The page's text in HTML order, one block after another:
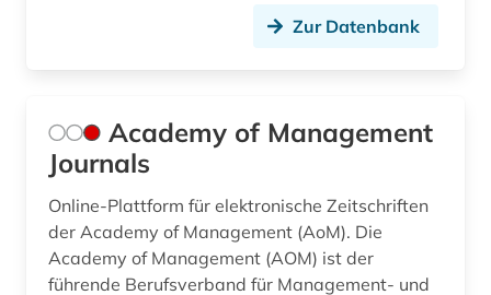
buchführung (6)
budget (1)
bundesbank (1)
bundesdatenschutzgesetz (1)
Zur Datenbank
Academy of Management
Journals
Online-Plattform für elektronische Zeitschriften
der Academy of Management (AoM). Die
Academy of Management (AOM) ist der
führende Berufsverband für Management- und